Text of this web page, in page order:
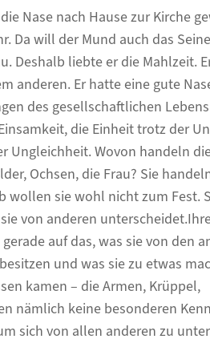
Nase nach Hause zur Kirche
Da will der Mund auch das
Deshalb liebte er die Mahlzeit.
anderen. Er hatte eine gute
des gesellschaftlichen
die Einheit trotz der
Ungleichheit. Wovon handeln
Ochsen, die Frau? Sie
wollen sie wohl nicht zum Fest.
von anderen
auf das, was sie von den
und was sie zu etwas
kamen – die Armen, Krüppel,
nämlich keine besonderen
sich von allen anderen zu